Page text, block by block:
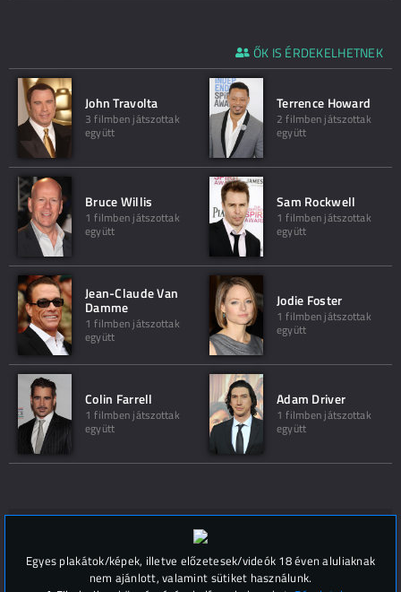
ŐK IS ÉRDEKELHETNEK
John Travolta
3 filmben játszottak
együtt
Terrence Howard
2 filmben játszottak
együtt
Bruce Willis
1 filmben játszottak
együtt
Sam Rockwell
1 filmben játszottak
együtt
Jean-Claude Van
Damme
1 filmben játszottak
együtt
Jodie Foster
1 filmben játszottak
együtt
Colin Farrell
1 filmben játszottak
együtt
Adam Driver
1 filmben játszottak
együtt
Hozzászólások (
Egyes plakátok/képek, illetve előzetesek/videók 18 éven aluliaknak
nem ajánlott, valamint sütiket használunk.